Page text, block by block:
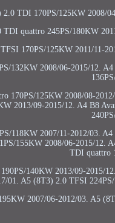
TDI 170PS/125KW 2008/
quattro 245PS/180KW
170PS/125KW 2011/11-
132KW 2008/06-2015/12.
170PS/125KW 2008/08-
2013/09-2015/12. A4 B8
118KW 2007/11-2012/03.
155KW 2008/06-2015/12.
TDI quattro
140KW 2013/09-2015/
01. A5 (8T3) 2.0 TFSI
2007/06-2012/03. A5